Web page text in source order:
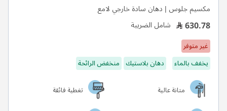
مكسيم جلوس | دهان سادة خارجي لامع
630.78 شامل الضريبة
غير متوفر
يخفف بالماء
دهان بلاستيك منخفض الرائحة
متانة عالية
تغطية فائقة